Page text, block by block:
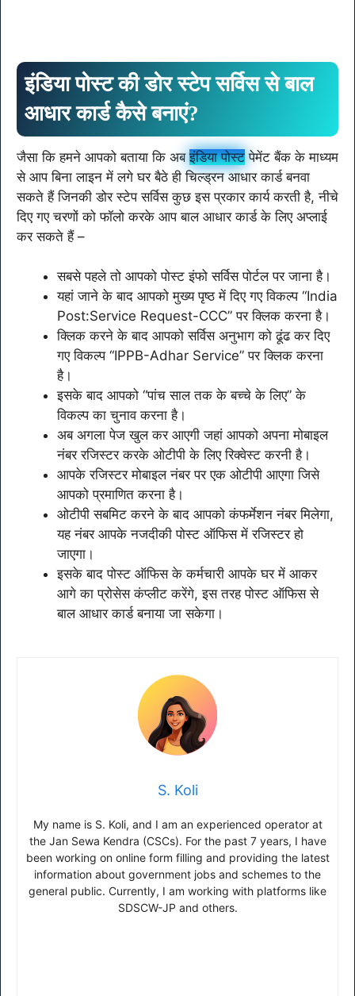
इंडिया पोस्ट की डोर स्टेप सर्विस से बाल
आधार कार्ड कैसे बनाएं?
जैसा कि हमने आपको बताया कि अबइंडिया पोस्ट पेमेंट बैंक के माध्यम
से आप बिना लाइन में लगे घर बैठे ही चिल्ड्रन आधार कार्ड बनवा
सकते हैं जिनकी डोर स्टेप सर्विस कुछ इस प्रकार कार्य करती है, नीचे
दिए गए चरणों को फॉलो करके आप बाल आधार कार्ड के लिए अप्लाई
कर सकते हैं –
सबसे पहले तो आपको पोस्ट इंफो सर्विस पोर्टल पर जाना है।
यहां जाने के बाद आपको मुख्य पृष्ठ में दिए गए विकल्प “India
Post:Service Request-CCC” पर क्लिक करना है।
क्लिक करने के बाद आपको सर्विस अनुभाग को ढूंढ कर दिए
गए विकल्प “IPPB-Adhar Service” पर क्लिक करना
है।
इसके बाद आपको “पांच साल तक के बच्चे के लिए” के
विकल्प का चुनाव करना है।
अब अगला पेज खुल कर आएगी जहां आपको अपना मोबाइल
नंबर रजिस्टर करके ओटीपी के लिए रिक्वेस्ट करनी है।
आपके रजिस्टर मोबाइल नंबर पर एक ओटीपी आएगा जिसे
आपको प्रमाणित करना है।
ओटीपी सबमिट करने के बाद आपको कंफर्मेशन नंबर मिलेगा,
यह नंबर आपके नजदीकी पोस्ट ऑफिस में रजिस्टर हो
जाएगा।
इसके बाद पोस्ट ऑफिस के कर्मचारी आपके घर में आकर
आगे का प्रोसेस कंप्लीट करेंगे, इस तरह पोस्ट ऑफिस से
बाल आधार कार्ड बनाया जा सकेगा।
S. Koli
My name is S. Koli, and I am an experienced operator at
the Jan Sewa Kendra (CSCs). For the past 7 years, I have
been working on online form filling and providing the latest
information about government jobs and schemes to the
general public. Currently, I am working with platforms like
SDSCW-JP and others.